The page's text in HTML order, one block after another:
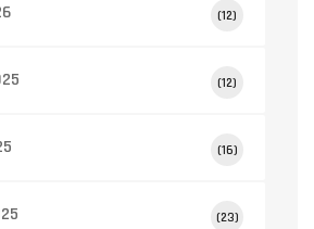
(12)
(12)
(16)
(23)